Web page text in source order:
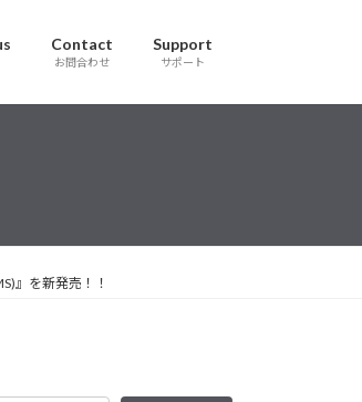
Contact
お問合わせ
Support
サポート
』を新発売！！